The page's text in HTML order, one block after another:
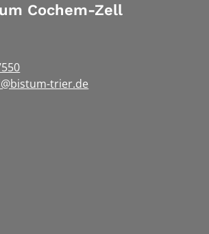
Cochem-Zell
trier.de